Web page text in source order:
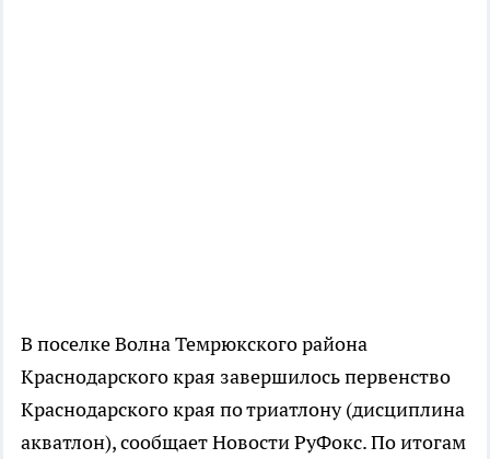
В поселке Волна Темрюкского района
Краснодарского края завершилось первенство
Краснодарского края по триатлону (дисциплина
акватлон), сообщает Новости РуФокс. По итогам